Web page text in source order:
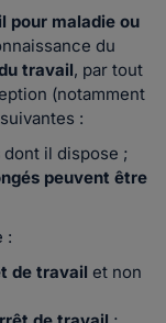
pour maladie ou
du
travail, par tout
(notamment
:
dont il dispose ;
peuvent être
:
de travail et non